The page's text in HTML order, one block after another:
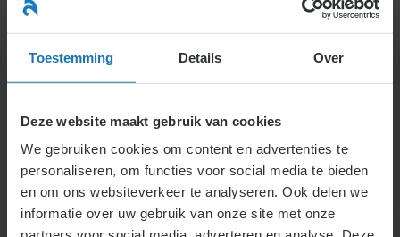
Toestemming Details Over
Deze website maakt gebruik van cookies
We gebruiken cookies om content en advertenties te
personaliseren, om functies voor social media te bieden
en om ons websiteverkeer te analyseren. Ook delen we
informatie over uw gebruik van onze site met onze
naar
inhoud